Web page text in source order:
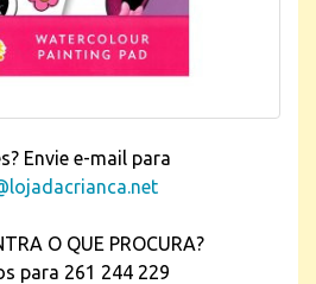
Envie e-mail para
O QUE PROCURA?
para 261 244 229